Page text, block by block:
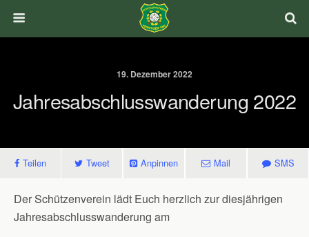
19. Dezember 2022
Jahresabschlusswanderung 2022
Teilen Tweet Anpinnen Mail SMS
Der Schützenverein lädt Euch herzlich zur diesjährigen
Jahresabschlusswanderung am